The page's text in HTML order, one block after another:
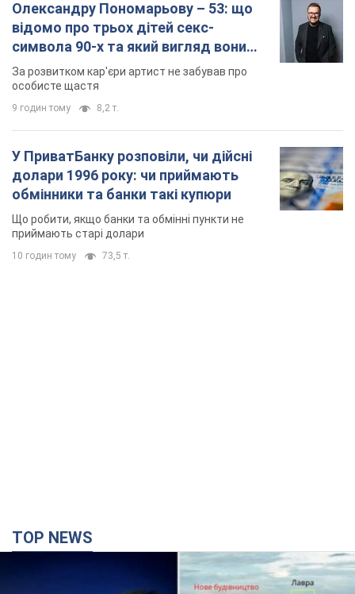
Олександру Пономарьову – 53: що
відомо про трьох дітей секс-
символа 90-х та який вигляд вони
мають
За розвитком кар'єри артист не забував про
особисте щастя
9 годин тому 8,2 т.
У ПриватБанку розповіли, чи дійсні
долари 1996 року: чи приймають
обмінники та банки такі купюри
Що робити, якщо банки та обмінні пункти не
приймають старі долари
10 годин тому 73,5 т.
TOP NEWS